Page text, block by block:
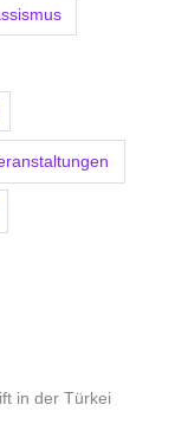
in der Türkei